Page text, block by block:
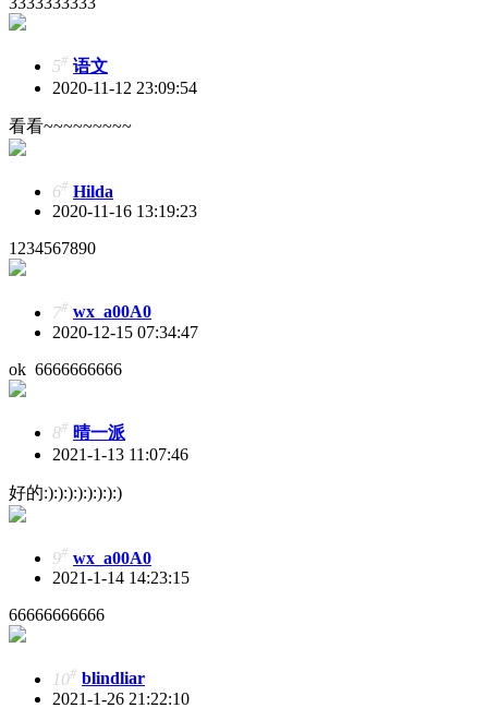
5# 语文
2020-11-12 23:09:54
看看~~~~~~~~~
6# Hilda
2020-11-16 13:19:23
1234567890
7# wx_a00A0
2020-12-15 07:34:47
ok 6666666666
8# 晴一派
2021-1-13 11:07:46
好的:):):):):):):):)
9# wx_a00A0
2021-1-14 14:23:15
66666666666
10# blindliar
2021-1-26 21:22:10